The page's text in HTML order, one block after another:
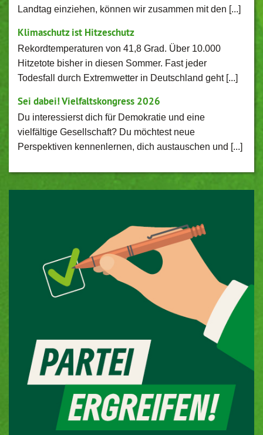
Landtag einziehen, können wir zusammen mit den [...]
Klimaschutz ist Hitzeschutz
Rekordtemperaturen von 41,8 Grad. Über 10.000
Hitzetote bisher in diesen Sommer. Fast jeder
Todesfall durch Extremwetter in Deutschland geht [...]
Sei dabei! Vielfaltskongress 2026
Du interessierst dich für Demokratie und eine
vielfältige Gesellschaft? Du möchtest neue
Perspektiven kennenlernen, dich austauschen und [...]